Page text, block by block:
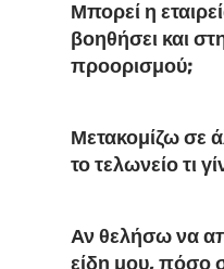
Μπορεί η
βοηθήσει και
προορισμού;
Μετακομίζω σε
το τελωνείο τι
Αν θελήσω να
είδη μου, πόσο